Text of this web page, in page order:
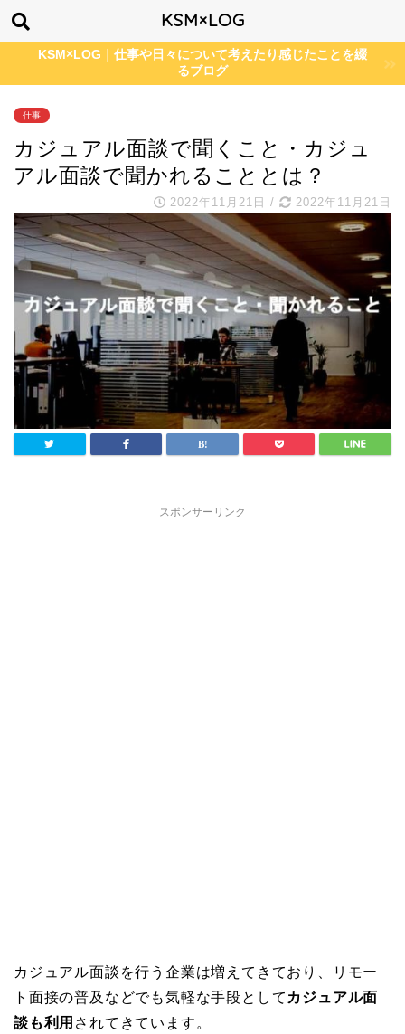
KSM×LOG
KSM×LOG｜仕事や日々について考えたり感じたことを綴
るブログ
仕事
カジュアル面談で聞くこと・カジュ
アル面談で聞かれることとは？
2022年11月21日 / 2022年11月21日
スポンサーリンク
カジュアル面談を行う企業は増えてきており、リモー
ト面接の普及などでも気軽な手段として カジュアル面
談も利用 されてきています。